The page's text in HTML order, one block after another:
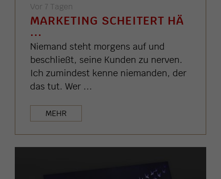
Vor 7 Tagen
MARKETING SCHEITERT HÄ
...
Niemand steht morgens auf und
beschließt, seine Kunden zu nerven.
Ich zumindest kenne niemanden, der
das tut. Wer ...
MEHR